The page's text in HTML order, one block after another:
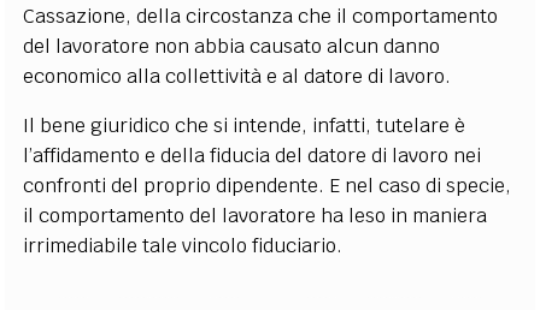
Cassazione, della circostanza che il comportamento
del lavoratore non abbia causato alcun danno
economico alla collettività e al datore di lavoro.
Il bene giuridico che si intende, infatti, tutelare è
l’affidamento e della fiducia del datore di lavoro nei
confronti del proprio dipendente. E nel caso di specie,
il comportamento del lavoratore ha leso in maniera
irrimediabile tale vincolo fiduciario.